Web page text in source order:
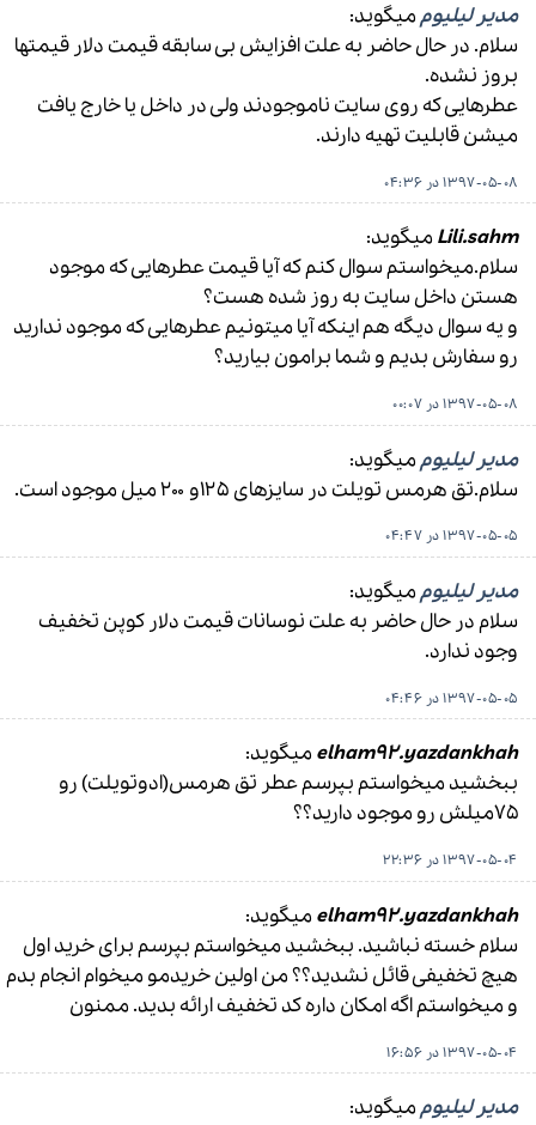
مدیر لیلیوممیگوید:
سلام. در حال حاضر به علت افزایش بی سابقه قیمت دلار قیمتها
بروز نشده.
عطرهایی که روی سایت ناموجودند ولی در داخل یا خارج یافت
میشن قابلیت تهیه دارند.
1397-05-08 در 04:36
Lili.sahm میگوید:
سلام.میخواستم سوال کنم که آیا قیمت عطرهایی که موجود
هستن داخل سایت به روز شده هست؟
و یه سوال دیگه هم اینکه آیا میتونیم عطرهایی که موجود ندارید
رو سفارش بدیم و شما برامون بیارید؟
1397-05-08 در 00:07
مدیر لیلیوممیگوید:
سلام.تق هرمس تویلت در سایزهای ۱۲۵و ۲۰۰ میل موجود است.
1397-05-05 در 04:47
مدیر لیلیوممیگوید:
سلام در حال حاضر به علت نوسانات قیمت دلار کوپن تخفیف
وجود ندارد.
1397-05-05 در 04:46
elham92.yazdankhah میگوید:
ببخشید میخواستم بپرسم عطر تق هرمس(ادوتویلت) رو
۷۵میلش رو موجود دارید؟؟
1397-05-04 در 22:36
elham92.yazdankhah میگوید:
سلام خسته نباشید. ببخشید میخواستم بپرسم برای خرید اول
هیچ تخفیفی قائل نشدید؟؟ من اولین خریدمو میخوام انجام بدم
و میخواستم اگه امکان داره کد تخفیف ارائه بدید. ممنون
1397-05-04 در 16:56
مدیر لیلیوممیگوید: